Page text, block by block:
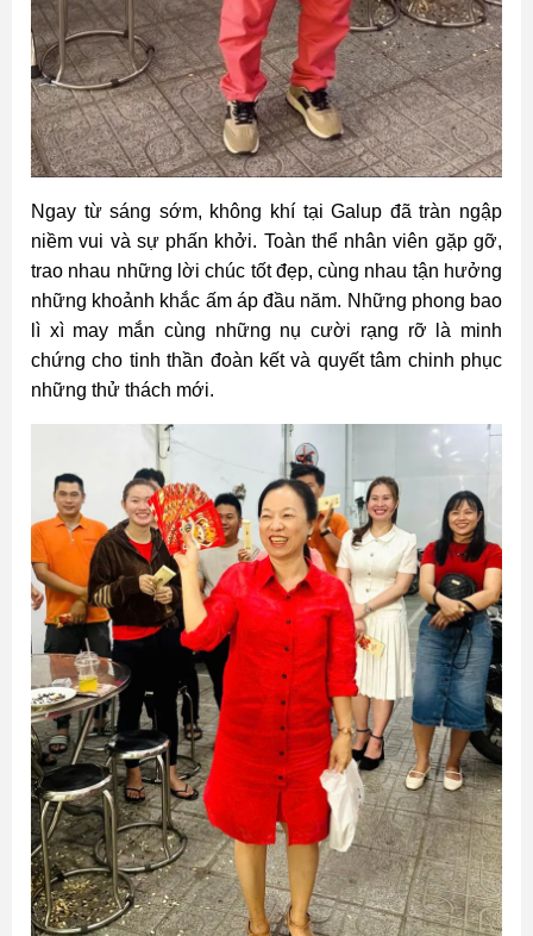
Ngay từ sáng sớm, không khí tại Galup đã tràn ngập
niềm vui và sự phấn khởi. Toàn thể nhân viên gặp gỡ,
trao nhau những lời chúc tốt đẹp, cùng nhau tận hưởng
những khoảnh khắc ấm áp đầu năm. Những phong bao
lì xì may mắn cùng những nụ cười rạng rỡ là minh
chứng cho tinh thần đoàn kết và quyết tâm chinh phục
những thử thách mới.